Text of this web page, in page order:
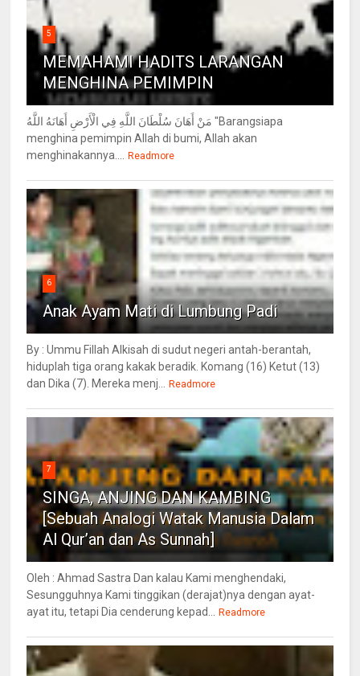
5
MEMAHAMI HADITS LARANGAN
MENGHINA PEMIMPIN
مَنْ أَهَانَ سُلْطَانَ اللَّهِ فِي الْأَرْضِ أَهَانَهُ اللَّهُ "Barangsiapa
menghina pemimpin Allah di bumi, Allah akan
menghinakannya....
Readmore
6
Anak Ayam Mati di Lumbung Padi
By : Ummu Fillah Alkisah di sudut negeri antah-berantah,
hiduplah tiga orang kakak beradik. Komang (16) Ketut (13)
dan Dika (7). Mereka menj...
Readmore
7
SINGA, ANJING DAN KAMBING
[Sebuah Analogi Watak Manusia Dalam
Al Qur’an dan As Sunnah]
Oleh : Ahmad Sastra Dan kalau Kami menghendaki,
Sesungguhnya Kami tinggikan (derajat)nya dengan ayat-
ayat itu, tetapi Dia cenderung kepad...
Readmore